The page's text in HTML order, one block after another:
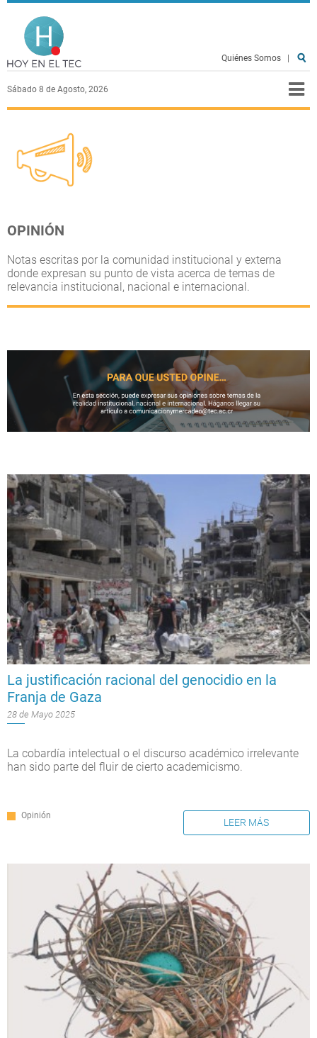
Pasar al contenido principal
Sábado 8 de Agosto, 2026
Quiénes Somos
OPINIÓN
Notas escritas por la comunidad institucional y externa
donde expresan su punto de vista acerca de temas de
relevancia institucional, nacional e internacional.
La justificación racional del genocidio en la
Franja de Gaza
28 de Mayo 2025
La cobardía intelectual o el discurso académico irrelevante
han sido parte del fluir de cierto academicismo.
Opinión
LEER MÁS